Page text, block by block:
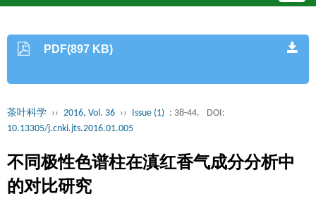
PDF(897 KB)
茶叶科学 ›› 2016, Vol. 36 ›› Issue (1) : 38-44.
DOI:
10.13305/j.cnki.jts.2016.01.005
不同极性色谱柱在滇红香气成分分析中
的对比研究